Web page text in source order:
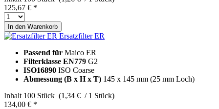
125,67 € *
In den Warenkorb
Ersatzfilter ER
Passend für Maico ER
Filterklasse EN779 G2
ISO16890 ISO Coarse
Abmessung (B x H x T) 145 x 145 mm (25 mm Loch)
Inhalt 100 Stück (1,34 € / 1 Stück)
134,00 € *